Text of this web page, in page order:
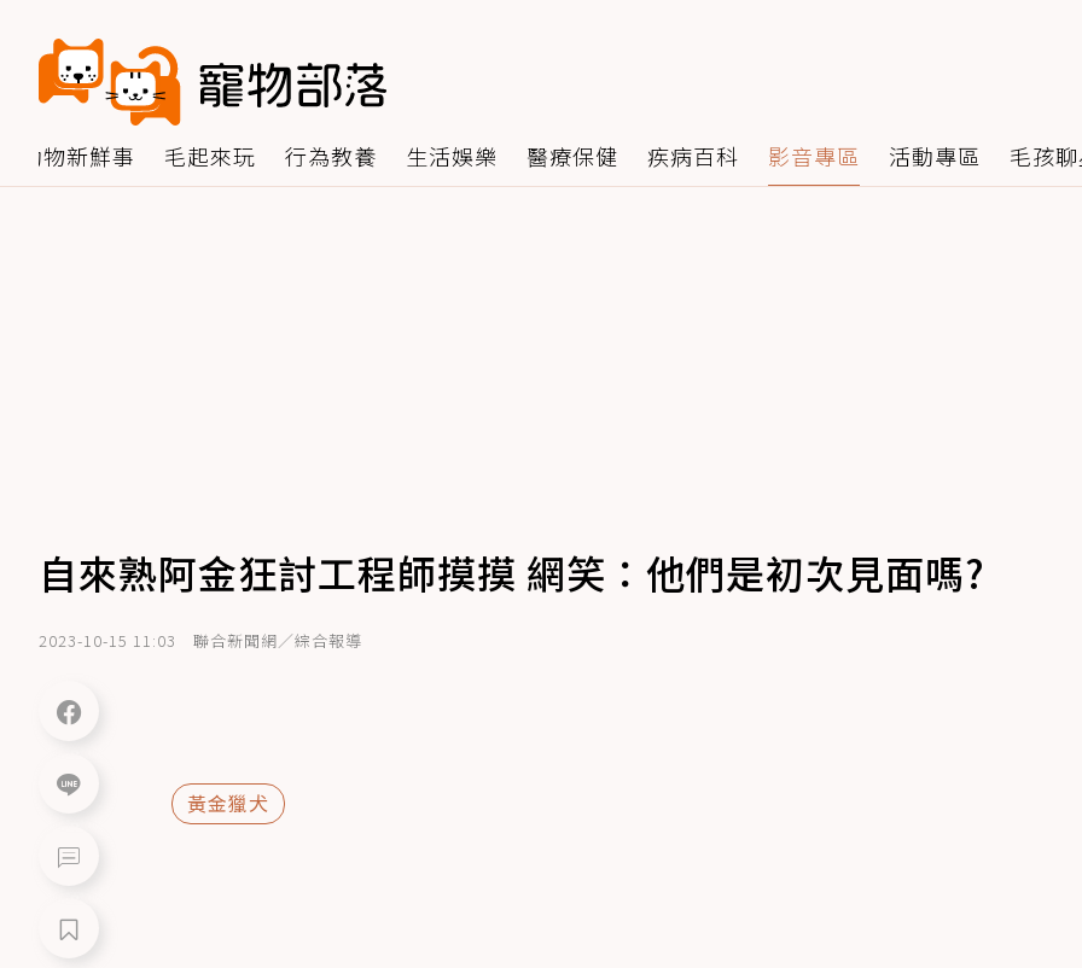
動物新鮮事 毛起來玩 行為教養 生活娛樂 醫療保健 疾病百科 影音專區 活動專區 毛孩
自來熟阿金狂討工程師摸摸 網笑：他們是初次見面嗎?
2023-10-15 11:03 聯合新聞網／綜合報導
黃金獵犬